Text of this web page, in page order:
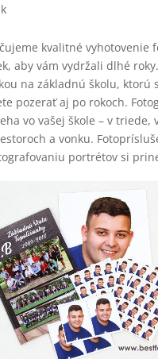
kvalitné vyhotovenie
aby vám vydržali dlhé
na základnú školu, ktorú
pozerať aj po rokoch.
vo vašej škole – v triede,
a vonku.
portrétov si